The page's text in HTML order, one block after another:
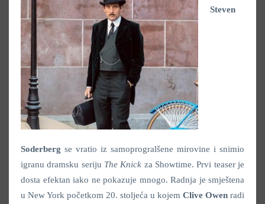
Steven
Soderberg se vratio iz samoprogralšene mirovine i snimio
igranu dramsku seriju The Knick za Showtime. Prvi teaser je
dosta efektan iako ne pokazuje mnogo. Radnja je smještena
u New York početkom 20. stoljeća u kojem Clive Owen radi